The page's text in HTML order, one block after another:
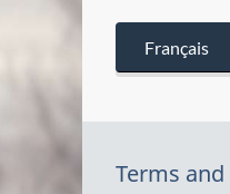
Français
Terms and